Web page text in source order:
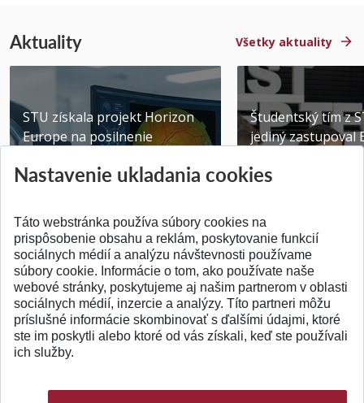
Aktuality Všetky aktuality
STU získala projekt Horizon
Europe na posilnenie
Publikované 31.07.2026
Študentský tím z
jediný zastupoval
Publikované
SPÄŤ NA VRCH
Nastavenie ukladania cookies
Táto webstránka používa súbory cookies na
prispôsobenie obsahu a reklám, poskytovanie funkcií
sociálnych médií a analýzu návštevnosti používame
súbory cookie. Informácie o tom, ako používate naše
webové stránky, poskytujeme aj našim partnerom v oblasti
sociálnych médií, inzercie a analýzy. Títo partneri môžu
príslušné informácie skombinovať s ďalšími údajmi, ktoré
ste im poskytli alebo ktoré od vás získali, keď ste používali
ich služby.